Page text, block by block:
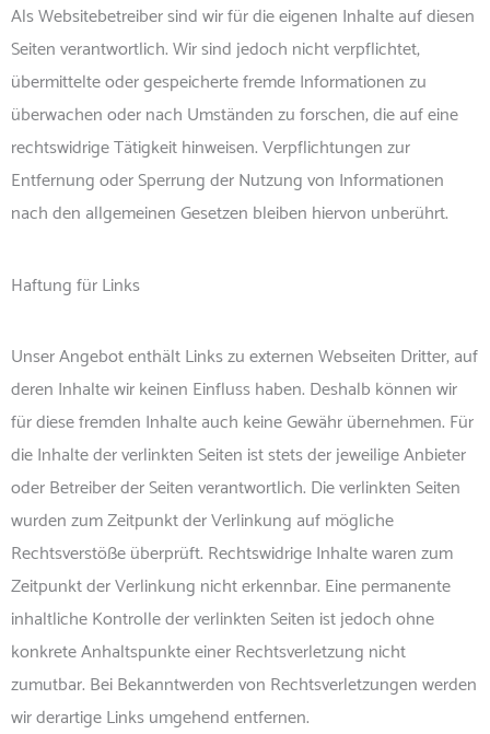
Als Websitebetreiber sind wir für die eigenen Inhalte auf diesen
Seiten verantwortlich. Wir sind jedoch nicht verpflichtet,
übermittelte oder gespeicherte fremde Informationen zu
überwachen oder nach Umständen zu forschen, die auf eine
rechtswidrige Tätigkeit hinweisen. Verpflichtungen zur
Entfernung oder Sperrung der Nutzung von Informationen
nach den allgemeinen Gesetzen bleiben hiervon unberührt.
Haftung für Links
Unser Angebot enthält Links zu externen Webseiten Dritter, auf
deren Inhalte wir keinen Einfluss haben. Deshalb können wir
für diese fremden Inhalte auch keine Gewähr übernehmen. Für
die Inhalte der verlinkten Seiten ist stets der jeweilige Anbieter
oder Betreiber der Seiten verantwortlich. Die verlinkten Seiten
wurden zum Zeitpunkt der Verlinkung auf mögliche
Rechtsverstöße überprüft. Rechtswidrige Inhalte waren zum
Zeitpunkt der Verlinkung nicht erkennbar. Eine permanente
inhaltliche Kontrolle der verlinkten Seiten ist jedoch ohne
konkrete Anhaltspunkte einer Rechtsverletzung nicht
zumutbar. Bei Bekanntwerden von Rechtsverletzungen werden
wir derartige Links umgehend entfernen.